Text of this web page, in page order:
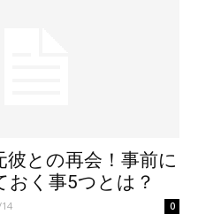
彼との再会！事前に
おく事5つとは？
0